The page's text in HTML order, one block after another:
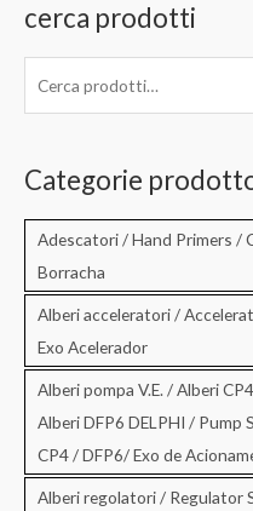
cerca prodotti
c
Categorie
Adescatori / Hand Primers /
Borracha
Alberi acceleratori /
Exo Acelerador
Alberi pompa V.E. / Alberi
Alberi DFP6 DELPHI / Pump
CP4 / DFP6/ Exo de
Alberi regolatori / Regulator